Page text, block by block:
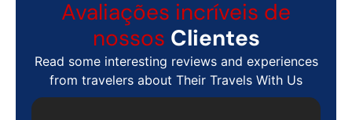
Avaliações incríveis de
nossos Clientes
Read some interesting reviews and experiences
from travelers about Their Travels With Us